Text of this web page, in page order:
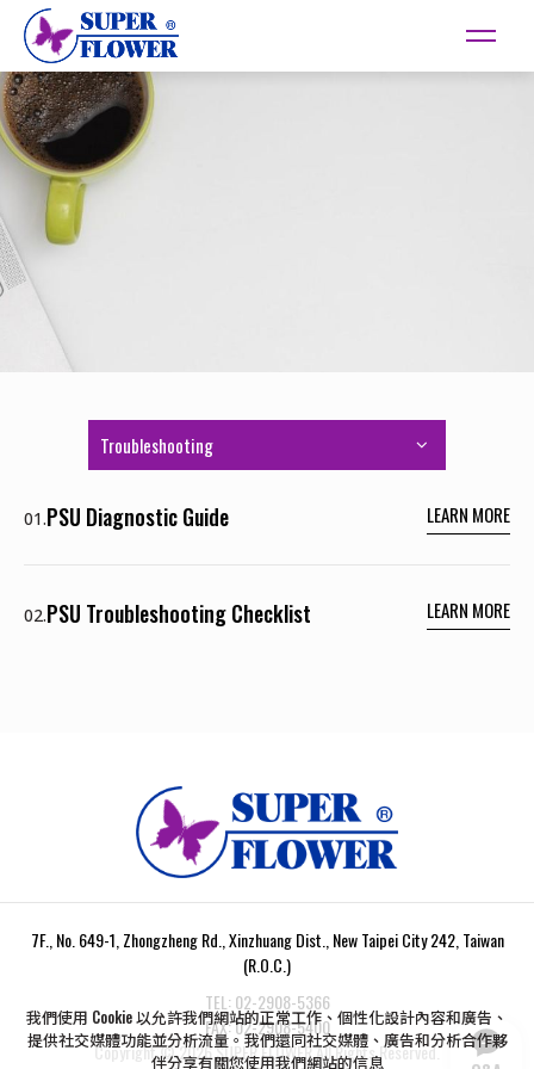
Troubleshooting
01.PSU Diagnostic Guide LEARN MORE
02.PSU Troubleshooting Checklist LEARN MORE
7F., No. 649-1, Zhongzheng Rd., Xinzhuang Dist., New Taipei City 242, Taiwan
(R.O.C.)
TEL: 02-2908-5366
FAX:02-2908-5400
Copyright ©2026SUPER FLOWERAll Rights Reserved.
我們使用 Cookie 以允許我們網站的正常工作、個性化設計內容和廣告、
提供社交媒體功能並分析流量。我們還同社交媒體、廣告和分析合作夥
伴分享有關您使用我們網站的信息